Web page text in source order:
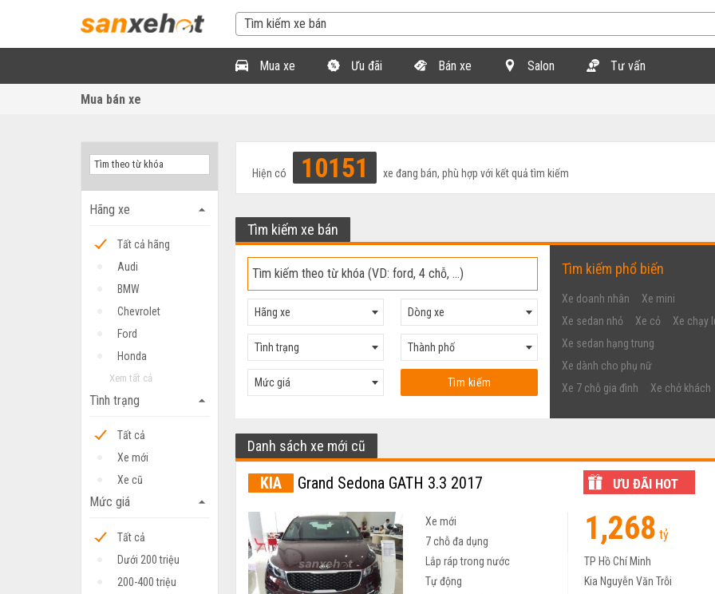
Mua xe Ưu đãi Bán xe Salon Tư vấn
Mua bán xe
arrow_drop_up
Hãng xe
Tất cả hãng
Audi
BMW
Chevrolet
Ford
Honda
Xem tất cả
arrow_drop_up
Tình trạng
Tất cả
Xe mới
Xe cũ
arrow_drop_up
Mức giá
Tất cả
Dưới 200 triệu
200-400 triệu
Hiện có 10151 xe đang bán, phù hợp với kết quả tìm kiếm
Tìm kiếm xe bán
Hãng xe Dòng xe
Tình trạng Thành phố
Mức giá Tìm kiếm
Tìm kiếm phổ biến
Xe doanh nhân
Xe mini
Xe sedan nhỏ
Xe cỏ
Xe chạy
Xe sedan hạng trung
Xe dành cho phụ nữ
Xe 7 chỗ gia đình
Xe chở khách
Danh sách xe mới cũ
KIA Grand Sedona GATH 3.3 2017 ƯU ĐÃI HOT
Xe mới 1,268 tỷ
7 chỗ đa dụng
Lắp ráp trong nước
TP Hồ Chí Minh
Tự động
Kia Nguyễn Văn Trỗi